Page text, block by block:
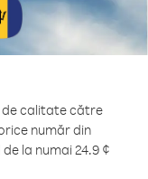
de calitate către
număr din
la numai 24.9 ¢